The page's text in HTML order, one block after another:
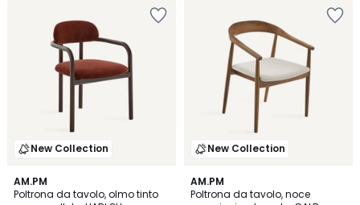
New Collection
AM.PM
Poltrona da tavolo, olmo tinto
New Collection
AM.PM
Poltrona da tavolo, noce